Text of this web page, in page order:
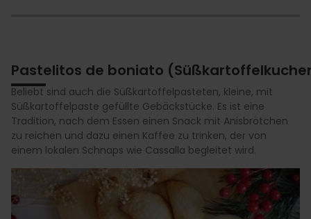
Pastelitos de boniato
Beliebt sind auch die Süßkartoffelpasteten, kleine, mit
Süßkartoffelpaste gefüllte Gebäckstücke. Es ist eine
Tradition, nach dem Essen einen Snack mit Anisbrötchen
zu reichen und dazu einen Kaffee zu trinken, der von
einem lokalen Schnaps wie Cassalla begleitet wird.